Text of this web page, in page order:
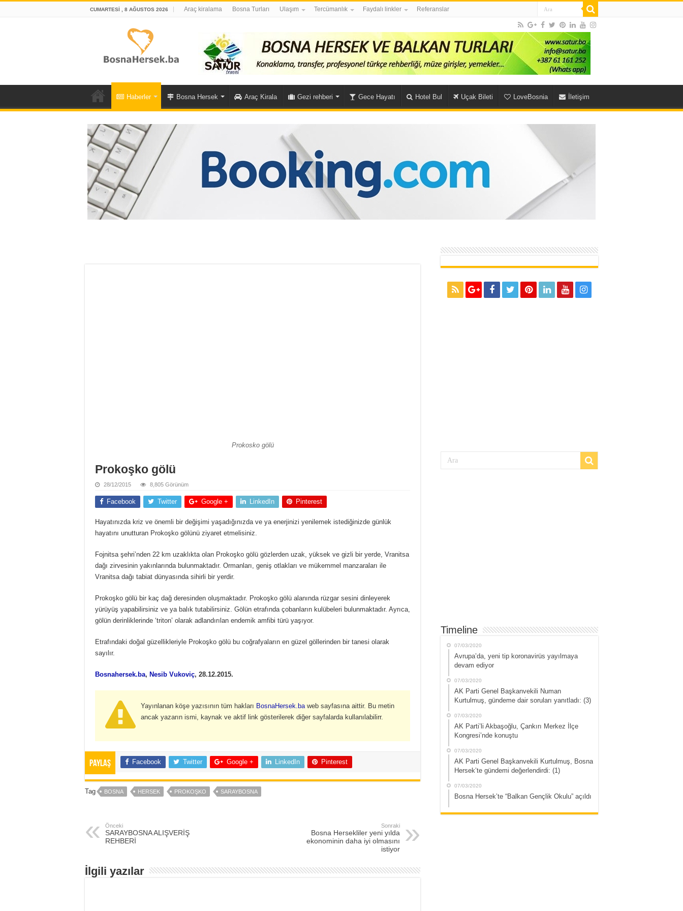
CUMARTESI , 8 AĞUSTOS 2026 Araç kiralama Bosna Turları Ulaşım Tercümanlık Faydalı linkler Referanslar
Haberler Bosna Hersek Araç Kirala Gezi rehberi Gece Hayatı Hotel Bul Uçak Bileti LoveBosnia İletişim
Prokosko gölü
Prokoşko gölü
28/12/2015 8,805 Görünüm
Facebook Twitter Google + LinkedIn Pinterest
Hayatınızda kriz ve önemli bir değişimi yaşadığınızda ve ya enerjinizi yenilemek istediğinizde günlük
hayatını unutturan Prokoşko gölünü ziyaret etmelisiniz.
Fojnitsa şehri’nden 22 km uzaklıkta olan Prokoşko gölü gözlerden uzak, yüksek ve gizli bir yerde, Vranitsa
dağı zirvesinin yakınlarında bulunmaktadır. Ormanları, geniş otlakları ve mükemmel manzaraları ile
Vranitsa dağı tabiat dünyasında sihirli bir yerdir.
Prokoşko gölü bir kaç dağ deresinden oluşmaktadır. Prokoşko gölü alanında rüzgar sesini dinleyerek
yürüyüş yapabilirsiniz ve ya balık tutabilirsiniz. Gölün etrafında çobanların kulübeleri bulunmaktadır. Ayrıca,
gölün derinliklerinde ‘triton’ olarak adlandırılan endemik amfibi türü yaşıyor.
Etrafındaki doğal güzellikleriyle Prokoşko gölü bu coğrafyaların en güzel göllerinden bir tanesi olarak
sayılır.
Bosnahersek.ba, Nesib Vukoviç, 28.12.2015.
Yayınlanan köşe yazısının tüm hakları BosnaHersek.baweb sayfasına aittir. Bu metin
ancak yazarın ismi, kaynak ve aktif link gösterilerek diğer sayfalarda kullanılabilirr.
Paylaş Facebook Twitter Google + LinkedIn Pinterest
Tag BOSNA HERSEK PROKOŞKO SARAYBOSNA
Önceki
SARAYBOSNA ALIŞVERİŞ
REHBERİ
Sonraki
Bosna Hersekliler yeni yılda
ekonominin daha iyi olmasını
istiyor
İlgili yazılar
Timeline
07/03/2020
Avrupa’da, yeni tip koronavirüs yayılmaya
devam ediyor
07/03/2020
AK Parti Genel Başkanvekili Numan
Kurtulmuş, gündeme dair soruları yanıtladı: (3)
07/03/2020
AK Parti’li Akbaşoğlu, Çankırı Merkez İlçe
Kongresi’nde konuştu
07/03/2020
AK Parti Genel Başkanvekili Kurtulmuş, Bosna
Hersek’te gündemi değerlendirdi: (1)
07/03/2020
Bosna Hersek’te “Balkan Gençlik Okulu” açıldı